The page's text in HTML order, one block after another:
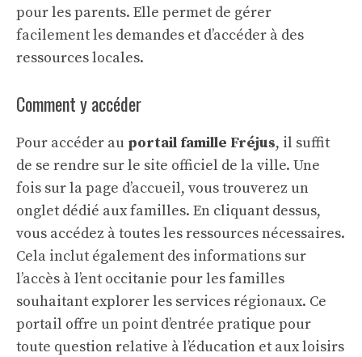
pour les parents. Elle permet de gérer
facilement les demandes et d’accéder à des
ressources locales.
Comment y accéder
Pour accéder au portail famille Fréjus, il suffit
de se rendre sur le site officiel de la ville. Une
fois sur la page d’accueil, vous trouverez un
onglet dédié aux familles. En cliquant dessus,
vous accédez à toutes les ressources nécessaires.
Cela inclut également des informations sur
l’accès à l’ent occitanie pour les familles
souhaitant explorer les services régionaux. Ce
portail offre un point d’entrée pratique pour
toute question relative à l’éducation et aux loisirs